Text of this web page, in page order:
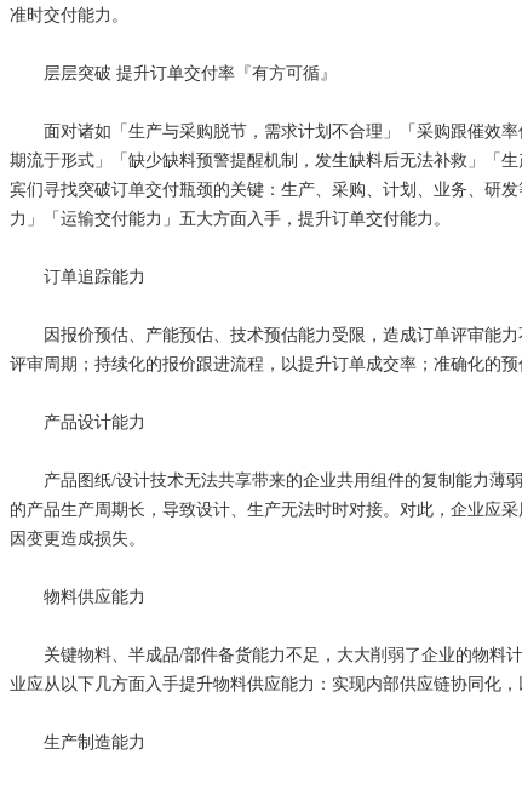
准时交付能力。
层层突破 提升订单交付率『有方可循』
面对诸如「生产与采购脱节，需求计划不合理」「采购跟催效率
期流于形式」「缺少缺料预警提醒机制，发生缺料后无法补救」「
宾们寻找突破订单交付瓶颈的关键：生产、采购、计划、业务、研
力」「运输交付能力」五大方面入手，提升订单交付能力。
订单追踪能力
因报价预估、产能预估、技术预估能力受限，造成订单评审能力
评审周期；持续化的报价跟进流程，以提升订单成交率；准确化的预
产品设计能力
产品图纸/设计技术无法共享带来的企业共用组件的复制能力薄弱
的产品生产周期长，导致设计、生产无法时时对接。对此，企业应
因变更造成损失。
物料供应能力
关键物料、半成品/部件备货能力不足，大大削弱了企业的物料计
业应从以下几方面入手提升物料供应能力：实现内部供应链协同化
生产制造能力